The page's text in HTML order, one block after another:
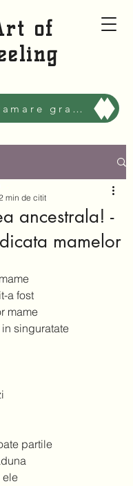
of
Fa o programare gratuita sa ne cunoastem, Mai bine!
ancestrala! -
mamelor
min de citit
a fost
mame
singuratate
partile
ele